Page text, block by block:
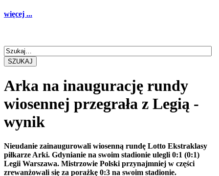
więcej ...
SZUKAJ
Arka na inaugurację rundy
wiosennej przegrała z Legią -
wynik
Nieudanie zainaugurowali wiosenną rundę Lotto Ekstraklasy
piłkarze Arki. Gdynianie na swoim stadionie ulegli 0:1 (0:1)
Legii Warszawa. Mistrzowie Polski przynajmniej w części
zrewanżowali się za porażkę 0:3 na swoim stadionie.